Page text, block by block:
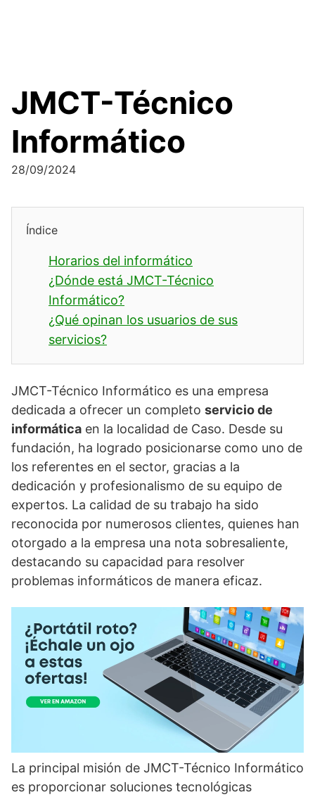
JMCT-Técnico
Informático
28/09/2024
Índice
Horarios del informático
¿Dónde está JMCT-Técnico
Informático?
¿Qué opinan los usuarios de sus
servicios?
JMCT-Técnico Informático es una empresa
dedicada a ofrecer un completo servicio de
informática en la localidad de Caso. Desde su
fundación, ha logrado posicionarse como uno de
los referentes en el sector, gracias a la
dedicación y profesionalismo de su equipo de
expertos. La calidad de su trabajo ha sido
reconocida por numerosos clientes, quienes han
otorgado a la empresa una nota sobresaliente,
destacando su capacidad para resolver
problemas informáticos de manera eficaz.
La principal misión de JMCT-Técnico Informático
es proporcionar soluciones tecnológicas